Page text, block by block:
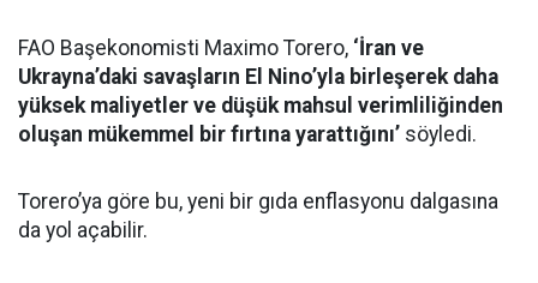
FAO Başekonomisti Maximo Torero, ‘İran ve
Ukrayna’daki savaşların El Nino’yla birleşerek daha
yüksek maliyetler ve düşük mahsul verimliliğinden
oluşan mükemmel bir fırtına yarattığını’ söyledi.
Torero’ya göre bu, yeni bir gıda enflasyonu dalgasına
da yol açabilir.